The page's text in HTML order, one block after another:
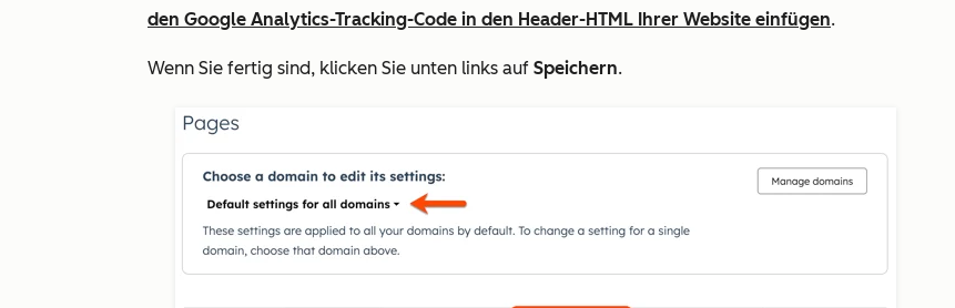
den Google Analytics-Tracking-Code in den Header-HTML Ihrer Website einfügen.
Wenn Sie fertig sind, klicken Sie unten links auf Speichern.